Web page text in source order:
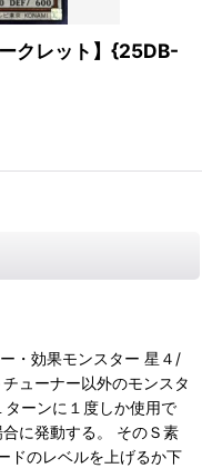
クレット】{25DB-
・効果モンスター 星４/
ューナー以外のモンスタ
ーンに１度しか使用で
に発動する。 そのＳ素
ドのレベルを上げるか下